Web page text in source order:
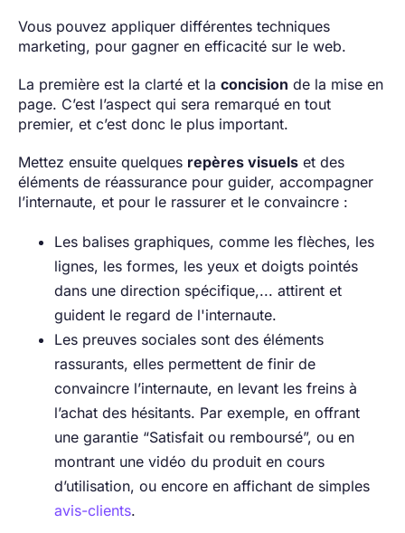
Vous pouvez appliquer différentes techniques
marketing, pour gagner en efficacité sur le web.
La première est la clarté et la concision de la mise en
page. C’est l’aspect qui sera remarqué en tout
premier, et c’est donc le plus important.
Mettez ensuite quelques repères visuels et des
éléments de réassurance pour guider, accompagner
l’internaute, et pour le rassurer et le convaincre :
Les balises graphiques, comme les flèches, les
lignes, les formes, les yeux et doigts pointés
dans une direction spécifique,... attirent et
guident le regard de l'internaute.
Les preuves sociales sont des éléments
rassurants, elles permettent de finir de
convaincre l’internaute, en levant les freins à
l’achat des hésitants. Par exemple, en offrant
une garantie “Satisfait ou remboursé”, ou en
montrant une vidéo du produit en cours
d’utilisation, ou encore en affichant de simples
avis-clients.